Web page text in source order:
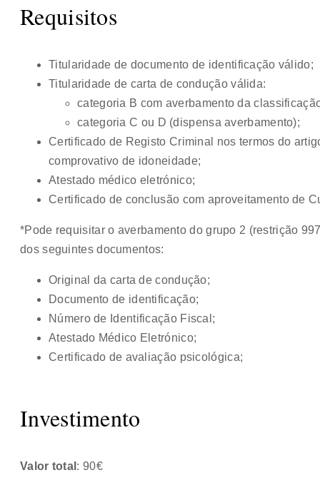
Requisitos
Titularidade de documento de identificação válido;
Titularidade de carta de condução válida:
categoria B com averbamento da
categoria C ou D (dispensa averbamento);
Certificado de Registo Criminal nos termos do
comprovativo de idoneidade;
Atestado médico eletrónico;
Certificado de conclusão com aproveitamento de
*Pode requisitar o averbamento do grupo 2 (restrição
dos seguintes documentos:
Original da carta de condução;
Documento de identificação;
Número de Identificação Fiscal;
Atestado Médico Eletrónico;
Certificado de avaliação psicológica;
Investimento
Valor total : 90€